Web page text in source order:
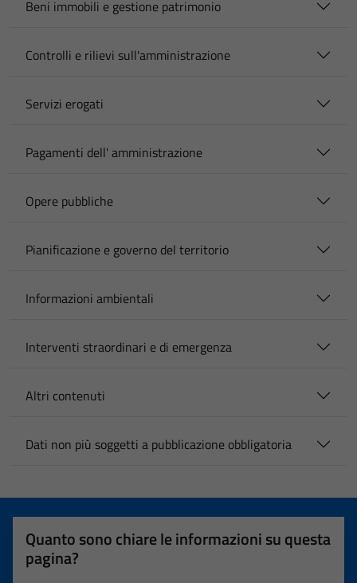
Beni immobili e gestione patrimonio
Controlli e rilievi sull'amministrazione
Servizi erogati
Pagamenti dell' amministrazione
Opere pubbliche
Pianificazione e governo del territorio
Informazioni ambientali
Interventi straordinari e di emergenza
Altri contenuti
Dati non più soggetti a pubblicazione obbligatoria
Quanto sono chiare le informazioni su questa
pagina?